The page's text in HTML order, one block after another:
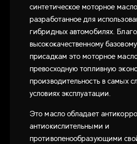
синтетическое моторное
разработанное для
гибридных автомобилях.
высококачественному
присадкам это моторное
превосходную топливную
производительность в самых
условиях эксплуатации.
Это масло обладает
антиокислительными и
противопенообразующими